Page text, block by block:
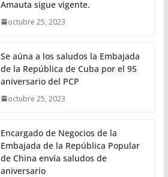
Amauta sigue vigente.
octubre 25, 2023
Se aúna a los saludos la Embajada
de la República de Cuba por el 95
aniversario del PCP
octubre 25, 2023
Encargado de Negocios de la
Embajada de la República Popular
de China envía saludos de
aniversario